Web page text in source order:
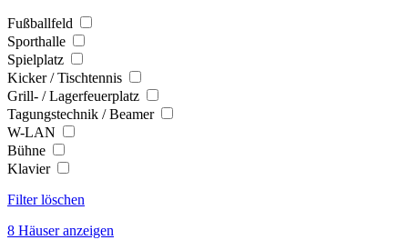
Fußballfeld
Sporthalle
Spielplatz
Kicker / Tischtennis
Grill- / Lagerfeuerplatz
Tagungstechnik / Beamer
W-LAN
Bühne
Klavier
Filter löschen
8 Häuser anzeigen